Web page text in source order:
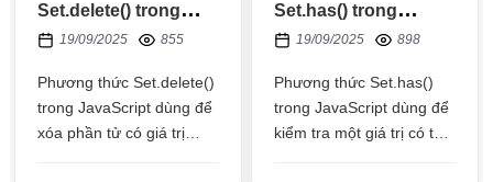
Set.delete() trong
JavaScript
19/09/2025 855
Phương thức Set.delete()
trong JavaScript dùng để
xóa phần tử có giá trị
Set.has() trong
JavaScript
19/09/2025 898
Phương thức Set.has()
trong JavaScript dùng để
kiểm tra một giá trị có tồn